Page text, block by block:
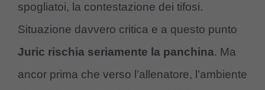
spogliatoi, la contestazione dei tifosi.
Situazione davvero critica e a questo punto
Juric rischia seriamente la panchina. Ma
ancor prima che verso l’allenatore, l’ambiente